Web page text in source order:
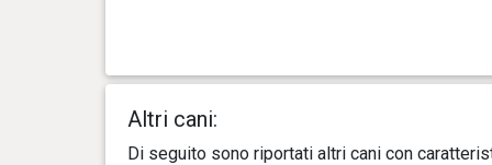
Altri cani:
Di seguito sono riportati altri cani con